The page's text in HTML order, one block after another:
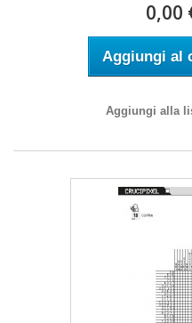
0,00
Aggiungi al
Aggiungi alla